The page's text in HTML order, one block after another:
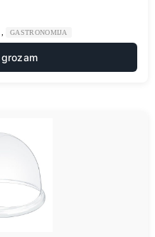
GASTRONOMIJA